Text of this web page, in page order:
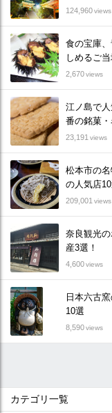
124,960views
食の宝庫
しめるご
2,670views
江ノ島で
番の銘菓・
23,191 views
松本市の
の人気店
209,001 views
奈良観光
産3選！
4,600views
日本六古
10選
8,590views
カテゴリ一覧